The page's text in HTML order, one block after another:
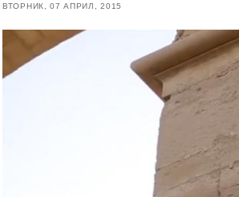
ВТОРНИК, 07 АПРИЛ, 2015